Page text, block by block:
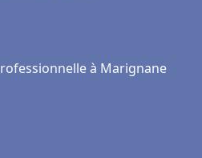
à Marignane